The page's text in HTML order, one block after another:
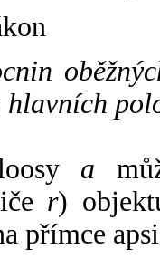
a
r)
přímce